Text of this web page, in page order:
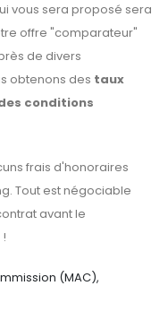
vous sera proposé sera
offre "comparateur"
de divers
obtenons des taux
conditions
frais d'honoraires
Tout est négociable
avant le
(MAC),